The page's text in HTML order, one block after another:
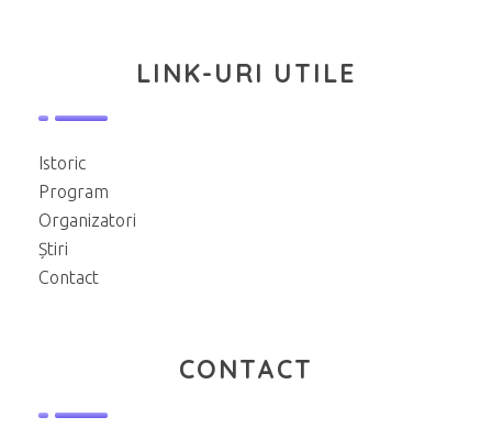
LINK-URI UTILE
Istoric
Program
Organizatori
Știri
Contact
CONTACT